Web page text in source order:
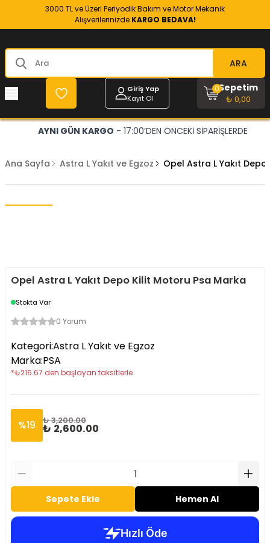
3000 TL ve Üzeri Periyodik Bakım ve Motor Mekanik
Alışverilerinizde KARGO BEDAVA!
ARA
Giriş Yap
Kayıt Ol
Sepetim
₺ 0,00
0
AYNI GÜN KARGO - 17:00’DEN ÖNCEKİ SİPARİŞLERDE
Ana Sayfa Astra L Yakıt ve Egzoz Opel Astra L Yakıt
Opel Astra L Yakıt Depo Kilit Motoru Psa Marka
Stokta Var
0 Yorum
Kategori:Astra L Yakıt ve Egzoz
Marka:PSA
*₺216.67 den başlayan taksitlerle
%19 ₺ 3,200.00
₺ 2,600.00
Sepete Ekle Hemen Al